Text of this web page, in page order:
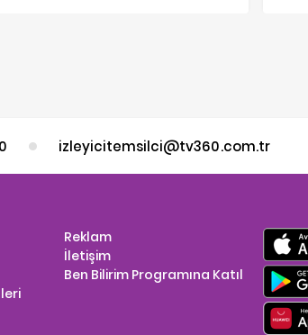
izleyicitemsilci@tv360.com.tr
Reklam
İletişim
Ben Bilirim Programına Katıl